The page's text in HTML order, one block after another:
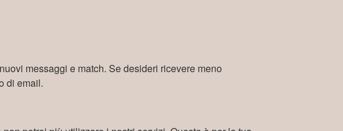
messaggi e match. Se desideri ricevere meno
di email.